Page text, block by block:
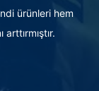
ürünleri hem